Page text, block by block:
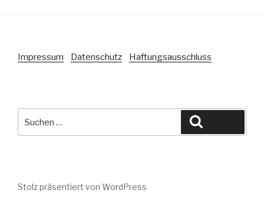
Impressum Datenschutz Haftungsausschluss
nach:
Stolz präsentiert von WordPress